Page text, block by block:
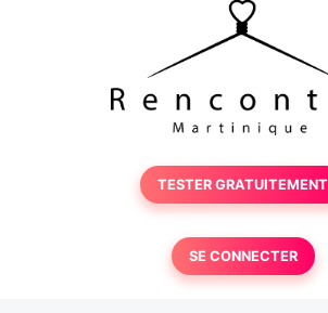
TESTER GRATUITEMENT
SE CONNECTER